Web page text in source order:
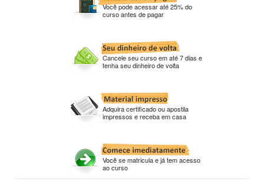
Você pode acessar até 25% do
curso antes de pagar
Cancele seu curso em até 7 dias e
tenha seu dinheiro de volta
Adquira certificado ou apostila
impressos e receba em casa
Você se matricula e já tem acesso
ao curso